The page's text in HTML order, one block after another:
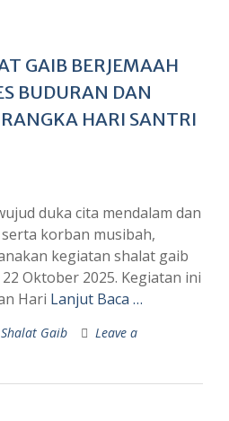
GAIB BERJEMAAH
BUDURAN DAN
HARI SANTRI
duka cita mendalam dan
korban musibah,
kegiatan shalat gaib
Oktober 2025. Kegiatan ini
Hari Lanjut Baca …
Shalat Gaib
Leave a